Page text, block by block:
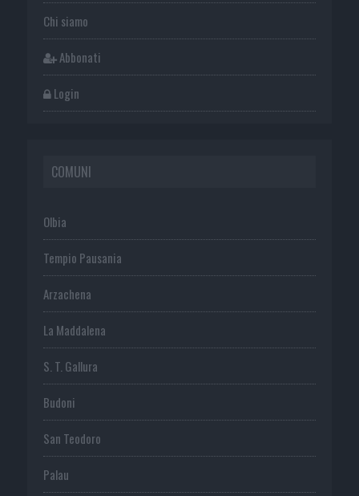
Chi siamo
Abbonati
Login
COMUNI
Olbia
Tempio Pausania
Arzachena
La Maddalena
S. T. Gallura
Budoni
San Teodoro
Palau